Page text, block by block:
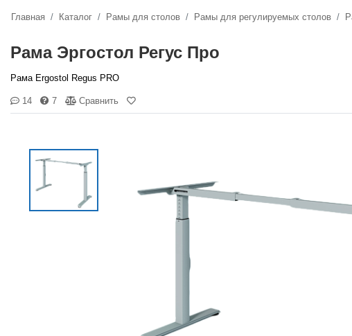
Главная Каталог Рамы для столов Рамы для регулируемых столов
Рама Эргостол Регус Про
Рама Ergostol Regus PRO
14 7 Сравнить